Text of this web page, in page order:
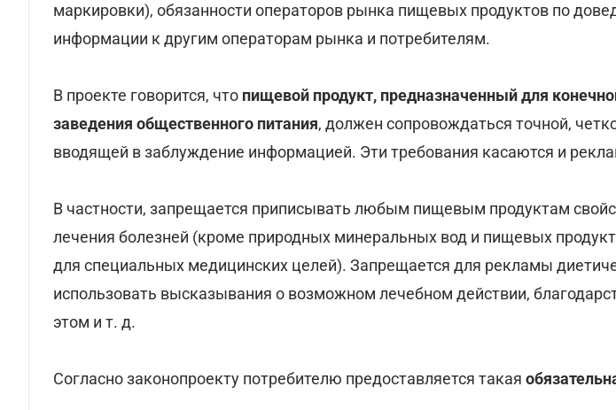
маркировки), обязанности операторов рынка пищевых продуктов по
информации к другим операторам рынка и потребителям.
В проекте говорится, что пищевой продукт, предназначенный для
заведения общественного питания, должен сопровождаться точной,
вводящей в заблуждение информацией. Эти требования касаются и
В частности, запрещается приписывать любым пищевым продуктам
лечения болезней (кроме природных минеральных вод и пищевых
для специальных медицинских целей). Запрещается для рекламы
использовать высказывания о возможном лечебном действии,
этом и т. д.
Согласно законопроекту потребителю предоставляется такая